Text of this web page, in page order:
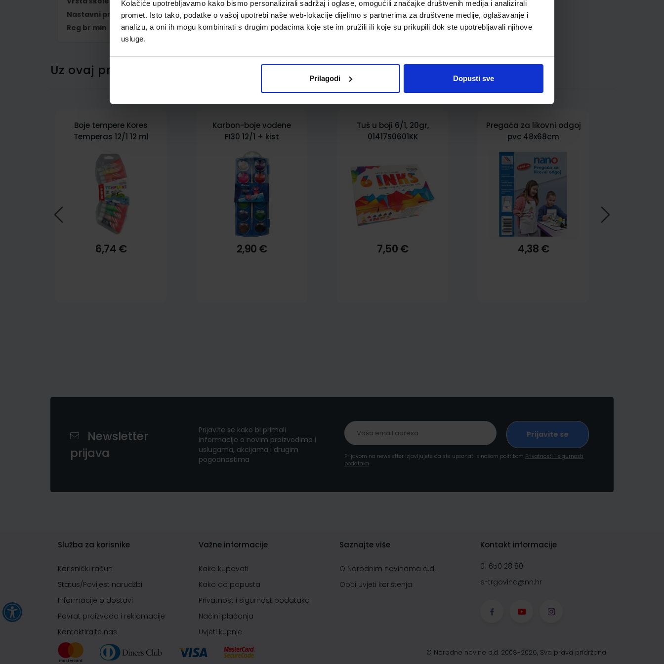
Kolačiće upotrebljavamo kako bismo personalizirali sadržaj i oglase, omogućili značajke društvenih medija i analizirali
promet. Isto tako, podatke o vašoj upotrebi naše web-lokacije dijelimo s partnerima za društvene medije, oglašavanje i
analizu, a oni ih mogu kombinirati s drugim podacima koje ste im pružili ili koje su prikupili dok ste upotrebljavali njihove
usluge.
Prilagodi Dopusti sve
Nastavni predmet
LIKOVNA KULTURA
Reg br min
014175
Uz ovaj proizvod kupci su kupili i ovo…
Boje tempere Kores
Temperas 12/1 12 ml
6,74 €
Karbon-boje vodene
FI30 12/1 + kist
2,90 €
Tuš u boji 6/1, 20gr,
01417S0601KK
7,50 €
Pregača za likovni odgoj
pvc 48x68cm
4,38 €
Newsletter
prijava
Prijavite se kako bi primali
informacije o novim proizvodima i
uslugama, akcijama i drugim
pogodnostima
Prijavom na newsletter izjavljujete da ste upoznati s našom politikom Privatnosti i sigurnosti
podataka
Služba za korisnike
Korisnički račun
Status/Povijest narudžbi
Informacije o dostavi
Povrat proizvoda i reklamacije
Kontaktirajte nas
Važne informacije
Kako kupovati
Kako do popusta
Privatnost i sigurnost podataka
Načini plaćanja
Uvjeti kupnje
Saznajte više
O Narodnim novinama d.d.
Opći uvjeti korištenja
Kontakt informacije
01 650 28 80
e-trgovina@nn.hr
© Narodne novine d.d. 2008-2026, Sva prava pridržana